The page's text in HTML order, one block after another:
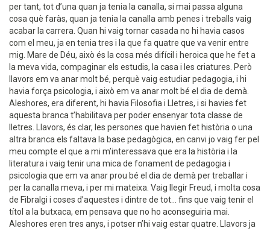
per tant, tot d’una quan ja tenia la canalla, si mai passa alguna
cosa què faràs, quan ja tenia la canalla amb penes i treballs vaig
acabar la carrera. Quan hi vaig tornar casada no hi havia casos
com el meu, ja en tenia tres i la que fa quatre que va venir entre
mig. Mare de Déu, això és la cosa més difícil i heroica que he fet a
la meva vida, compaginar els estudis, la casa i les criatures. Però
llavors em va anar molt bé, perquè vaig estudiar pedagogia, i hi
havia força psicologia, i això em va anar molt bé el dia de demà.
Aleshores, era diferent, hi havia Filosofia i Lletres, i si havies fet
aquesta branca t’habilitava per poder ensenyar tota classe de
lletres. Llavors, és clar, les persones que havien fet història o una
altra branca els faltava la base pedagògica, en canvi jo vaig fer pel
meu compte el que a mi m’interessava que era la història i la
literatura i vaig tenir una mica de fonament de pedagogia i
psicologia que em va anar prou bé el dia de demà per treballar i
per la canalla meva, i per mi mateixa. Vaig llegir Freud, i molta cosa
de Fibralgi i coses d’aquestes i dintre de tot... fins que vaig tenir el
títol a la butxaca, em pensava que no ho aconseguiria mai.
Aleshores eren tres anys, i potser n’hi vaig estar quatre. Llavors ja